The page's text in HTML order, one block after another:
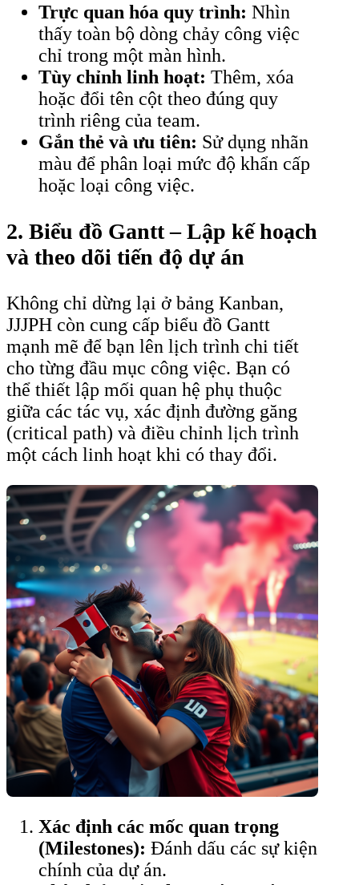
Trực quan hóa quy trình: Nhìn
thấy toàn bộ dòng chảy công việc
chỉ trong một màn hình.
Tùy chỉnh linh hoạt: Thêm, xóa
hoặc đổi tên cột theo đúng quy
trình riêng của team.
Gắn thẻ và ưu tiên: Sử dụng nhãn
màu để phân loại mức độ khẩn cấp
hoặc loại công việc.
2. Biểu đồ Gantt – Lập kế hoạch
và theo dõi tiến độ dự án
Không chỉ dừng lại ở bảng Kanban,
JJJPH còn cung cấp biểu đồ Gantt
mạnh mẽ để bạn lên lịch trình chi tiết
cho từng đầu mục công việc. Bạn có
thể thiết lập mối quan hệ phụ thuộc
giữa các tác vụ, xác định đường găng
(critical path) và điều chỉnh lịch trình
một cách linh hoạt khi có thay đổi.
Xác định các mốc quan trọng
(Milestones): Đánh dấu các sự kiện
chính của dự án.